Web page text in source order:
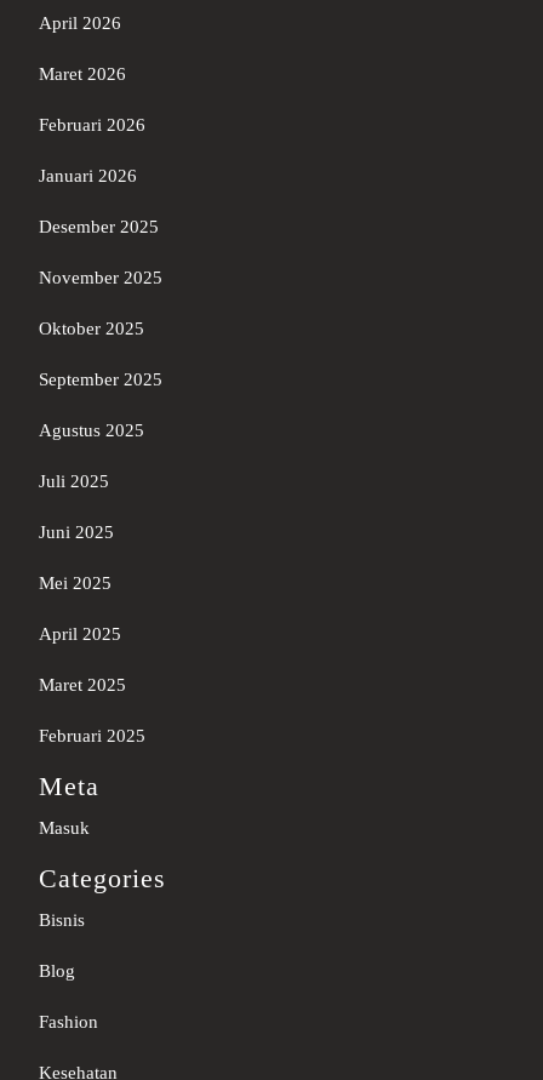
April 2026
Maret 2026
Februari 2026
Januari 2026
Desember 2025
November 2025
Oktober 2025
September 2025
Agustus 2025
Juli 2025
Juni 2025
Mei 2025
April 2025
Maret 2025
Februari 2025
Meta
Masuk
Categories
Bisnis
Blog
Fashion
Kesehatan